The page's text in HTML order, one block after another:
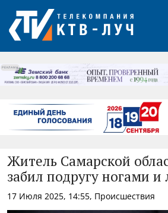
РЕКЛАМА
Житель Самарской
забил подругу ногами и
17 Июля 2025, 14:55, Происшествия